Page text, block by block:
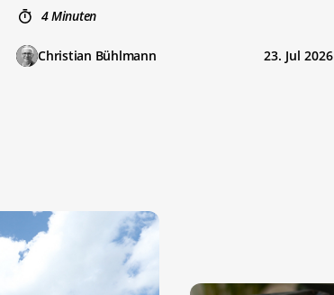
4 Minuten
Christian Bühlmann 23. Jul 2026